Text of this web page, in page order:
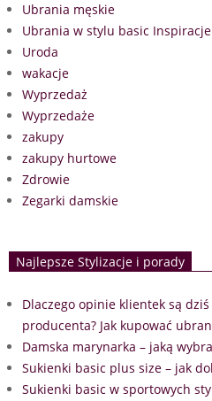
Ubrania męskie
Ubrania w stylu basic Inspiracje
Uroda
wakacje
Wyprzedaż
Wyprzedaże
zakupy
zakupy hurtowe
Zdrowie
Zegarki damskie
Najlepsze Stylizacje i porady
Dlaczego opinie klientek są
producenta? Jak kupować
Damska marynarka – jaką
Sukienki basic plus size – jak
Sukienki basic w sportowych